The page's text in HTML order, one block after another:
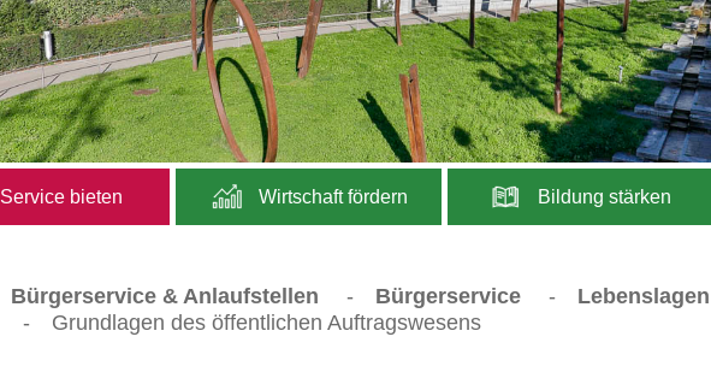
Service bieten Wirtschaft fördern Bildung stärken
Bürgerservice & Anlaufstellen - Bürgerservice -
Lebenslagen
- Grundlagen des öffentlichen Auftragswesens